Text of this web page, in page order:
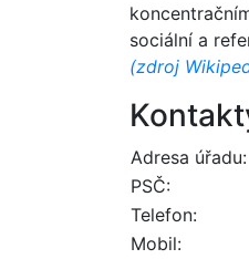
sociální a
(zdroj
Adresa úřadu:
PSČ:
Telefon:
Mobil: